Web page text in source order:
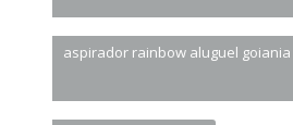
aspirador rainbow aluguel goiania